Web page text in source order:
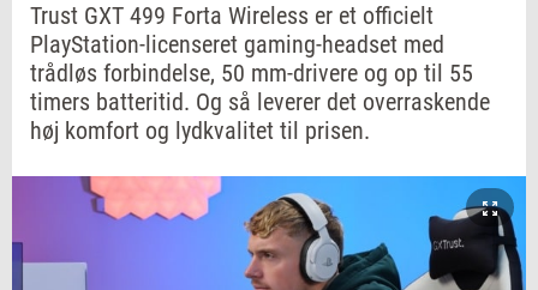
Trust GXT 499 Forta Wireless er et officielt
PlayStation-licenseret gaming-headset med
trådløs forbindelse, 50 mm-drivere og op til 55
timers batteritid. Og så leverer det overraskende
høj komfort og lydkvalitet til prisen.